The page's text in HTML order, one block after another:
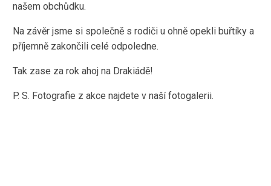
našem obchůdku.
Na závěr jsme si společně s rodiči u ohně opekli buřtíky a
příjemně zakončili celé odpoledne.
Tak zase za rok ahoj na Drakiádě!
P. S. Fotografie z akce najdete v naší fotogalerii.